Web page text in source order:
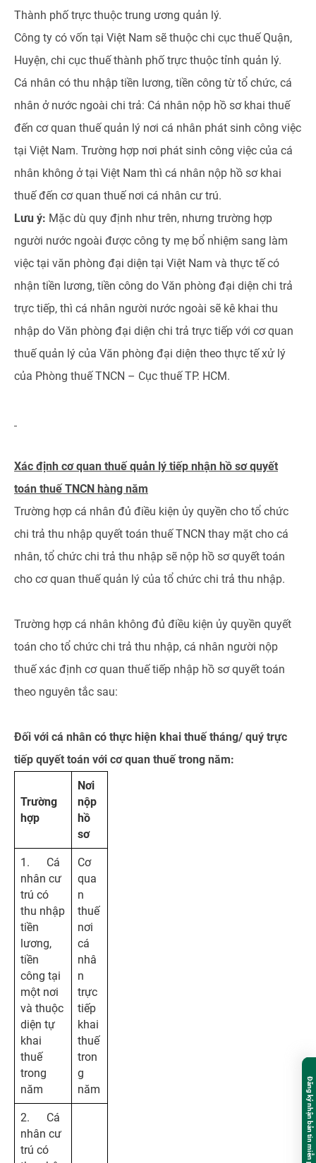
Thành phố trực thuộc trung ương quản lý.
Công ty có vốn tại Việt Nam sẽ thuộc chi cục thuế Quận,
Huyện, chi cục thuế thành phố trực thuộc tỉnh quản lý.
Cá nhân có thu nhập tiền lương, tiền công từ tổ chức, cá
nhân ở nước ngoài chi trả: Cá nhân nộp hồ sơ khai thuế
đến cơ quan thuế quản lý nơi cá nhân phát sinh công việc
tại Việt Nam. Trường hợp nơi phát sinh công việc của cá
nhân không ở tại Việt Nam thì cá nhân nộp hồ sơ khai
thuế đến cơ quan thuế nơi cá nhân cư trú.
Lưu ý: Mặc dù quy định như trên, nhưng trường hợp
người nước ngoài được công ty mẹ bổ nhiệm sang làm
việc tại văn phòng đại diện tại Việt Nam và thực tế có
nhận tiền lương, tiền công do Văn phòng đại diện chi trả
trực tiếp, thì cá nhân người nước ngoài sẽ kê khai thu
nhập do Văn phòng đại diện chi trả trực tiếp với cơ quan
thuế quản lý của Văn phòng đại diện theo thực tế xử lý
của Phòng thuế TNCN – Cục thuế TP. HCM.
Xác định cơ quan thuế quản lý tiếp nhận hồ sơ quyết
toán thuế TNCN hàng năm
Trường hợp cá nhân đủ điều kiện ủy quyền cho tổ chức
chi trả thu nhập quyết toán thuế TNCN thay mặt cho cá
nhân, tổ chức chi trả thu nhập sẽ nộp hồ sơ quyết toán
cho cơ quan thuế quản lý của tổ chức chi trả thu nhập.
Trường hợp cá nhân không đủ điều kiện ủy quyền quyết
toán cho tổ chức chi trả thu nhập, cá nhân người nộp
thuế xác định cơ quan thuế tiếp nhập hồ sơ quyết toán
theo nguyên tắc sau:
Đối với cá nhân có thực hiện khai thuế tháng/ quý trực
tiếp quyết toán với cơ quan thuế trong năm:
Trường
hợp
Nơi
nộp
hồ
sơ
1. Cá
nhân cư
trú có
thu nhập
tiền
lương,
tiền
công tại
một nơi
và thuộc
diện tự
khai
thuế
trong
năm
Cơ
qua
n
thuế
nơi
cá
nhâ
n
trực
tiếp
khai
thuế
tron
g
năm
2. Cá
nhân cư
trú có
Đăng ký nhận bản tin miễn phí